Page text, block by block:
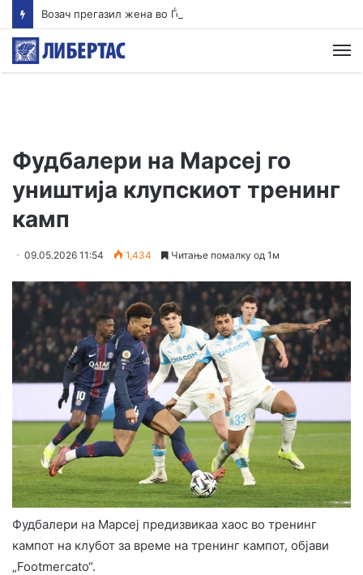
Фудбалери на Марсеј го
уништија клупскиот тренинг
камп
09.05.2026 11:54 1,434 Читање помалку од 1м
Фудбалери на Марсеј предизвикаа хаос во тренинг
кампот на клубот за време на тренинг кампот, објави
„Footmercato“.